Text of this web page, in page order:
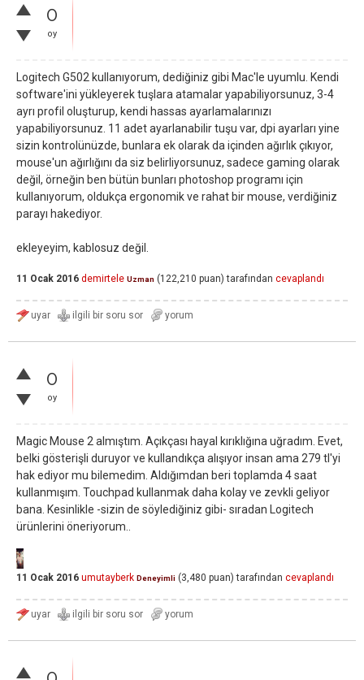
0
oy
Logitech G502 kullanıyorum, dediğiniz gibi Mac'le uyumlu. Kendi
software'ini yükleyerek tuşlara atamalar yapabiliyorsunuz, 3-4
ayrı profil oluşturup, kendi hassas ayarlamalarınızı
yapabiliyorsunuz. 11 adet ayarlanabilir tuşu var, dpi ayarları yine
sizin kontrolünüzde, bunlara ek olarak da içinden ağırlık çıkıyor,
mouse'un ağırlığını da siz belirliyorsunuz, sadece gaming olarak
değil, örneğin ben bütün bunları photoshop programı için
kullanıyorum, oldukça ergonomik ve rahat bir mouse, verdiğiniz
parayı hakediyor.
ekleyeyim, kablosuz değil.
11 Ocak 2016 demirtele Uzman (122,210 puan) tarafından cevaplandı
0
oy
Magic Mouse 2 almıştım. Açıkçası hayal kırıklığına uğradım. Evet,
belki gösterişli duruyor ve kullandıkça alışıyor insan ama 279 tl'yi
hak ediyor mu bilemedim. Aldığımdan beri toplamda 4 saat
kullanmışım. Touchpad kullanmak daha kolay ve zevkli geliyor
bana. Kesinlikle -sizin de söylediğiniz gibi- sıradan Logitech
ürünlerini öneriyorum..
11 Ocak 2016 umutayberk Deneyimli (3,480 puan) tarafından cevaplandı